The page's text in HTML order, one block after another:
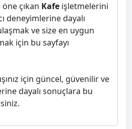
çıkan Kafe işletmelerini
deneyimlerine dayalı
ve size en uygun
için bu sayfayı
için güncel, güvenilir ve
dayalı sonuçlara bu